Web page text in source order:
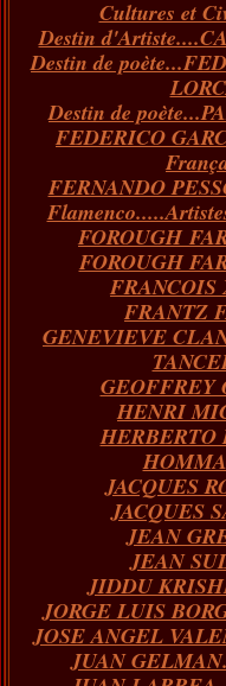
Cultures et
Destin
Destin de
Destin de
FEDERICO
FERNANDO
FOROUGH
FOROUGH
FRANCOIS
FRANTZ
GENEVIEVE
GEOFFREY
HENRI
HERBERTO
JACQUES
JACQUES
JEAN
JEAN
JIDDU
JORGE LUIS
JOSE ANGEL
JUAN